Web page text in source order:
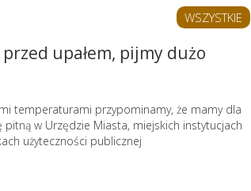
WSZYSTKIE
upałem, pijmy dużo
temperaturami przypominamy, że mamy dla
w Urzędzie Miasta, miejskich instytucjach
użyteczności publicznej